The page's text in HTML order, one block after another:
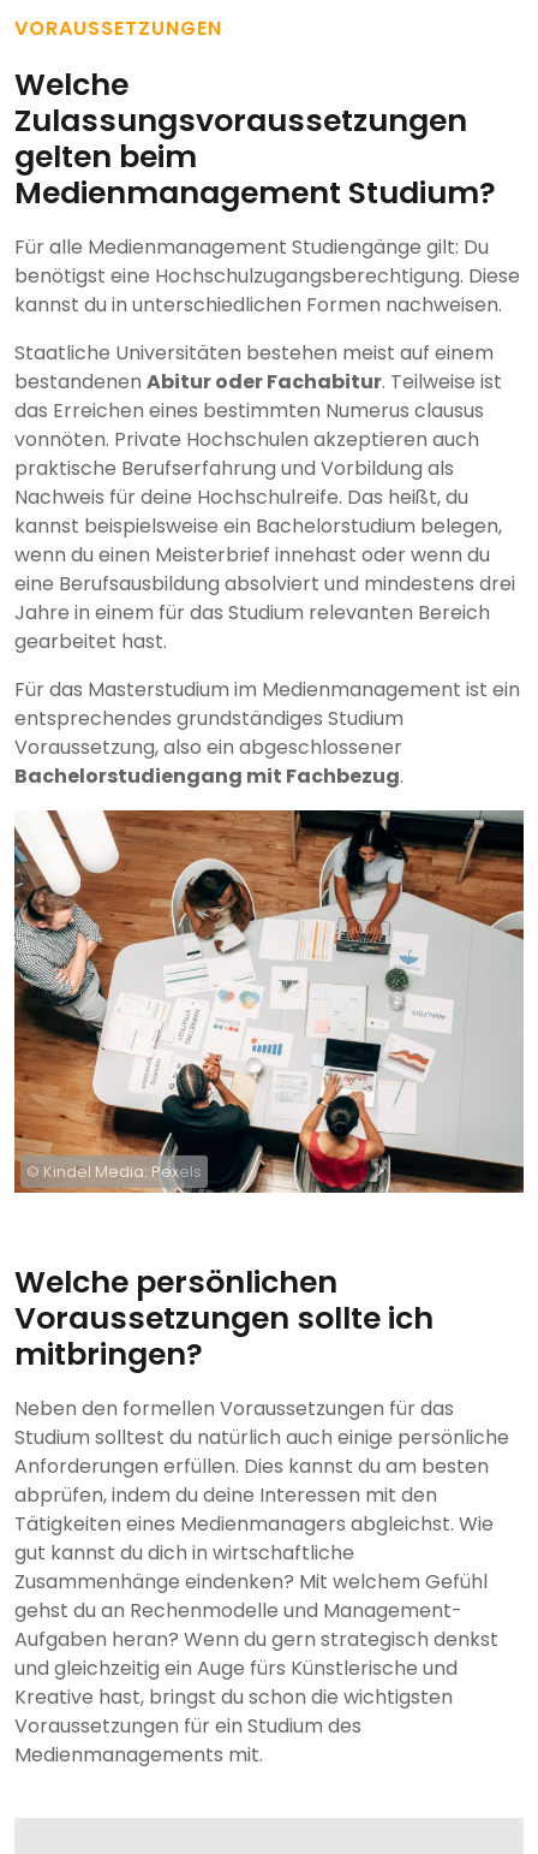
VORAUSSETZUNGEN
Welche
Zulassungsvoraussetzungen
gelten beim
Medienmanagement Studium?
Für alle Medienmanagement Studiengänge gilt: Du
benötigst eine Hochschulzugangsberechtigung. Diese
kannst du in unterschiedlichen Formen nachweisen.
Staatliche Universitäten bestehen meist auf einem
bestandenen Abitur oder Fachabitur. Teilweise ist
das Erreichen eines bestimmten Numerus clausus
vonnöten. Private Hochschulen akzeptieren auch
praktische Berufserfahrung und Vorbildung als
Nachweis für deine Hochschulreife. Das heißt, du
kannst beispielsweise ein Bachelorstudium belegen,
wenn du einen Meisterbrief innehast oder wenn du
eine Berufsausbildung absolviert und mindestens drei
Jahre in einem für das Studium relevanten Bereich
gearbeitet hast.
Für das Masterstudium im Medienmanagement ist ein
entsprechendes grundständiges Studium
Voraussetzung, also ein abgeschlossener
Bachelorstudiengang mit Fachbezug.
© Kindel Media: Pexels
Welche persönlichen
Voraussetzungen sollte ich
mitbringen?
Neben den formellen Voraussetzungen für das
Studium solltest du natürlich auch einige persönliche
Anforderungen erfüllen. Dies kannst du am besten
abprüfen, indem du deine Interessen mit den
Tätigkeiten eines Medienmanagers abgleichst. Wie
gut kannst du dich in wirtschaftliche
Zusammenhänge eindenken? Mit welchem Gefühl
gehst du an Rechenmodelle und Management-
Aufgaben heran? Wenn du gern strategisch denkst
und gleichzeitig ein Auge fürs Künstlerische und
Kreative hast, bringst du schon die wichtigsten
Voraussetzungen für ein Studium des
Medienmanagements mit.